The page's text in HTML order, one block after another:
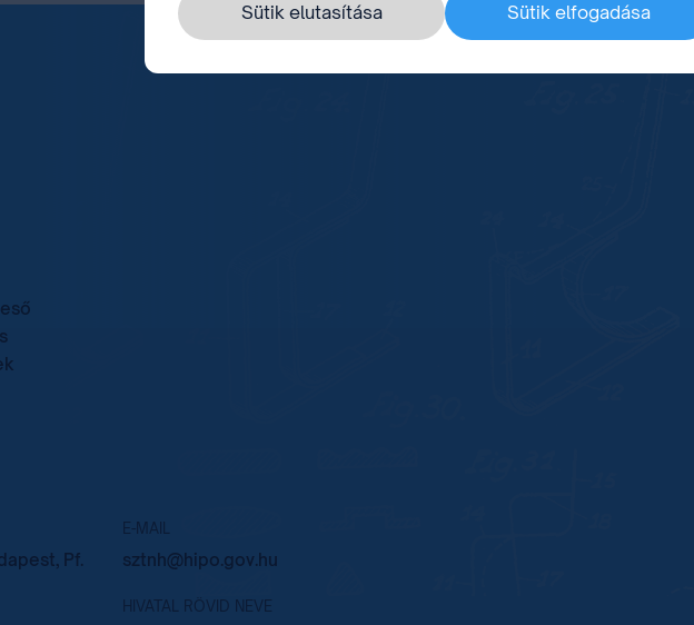
Pf.
E-MAIL
sztnh@hipo.gov.hu
HIVATAL RÖVID NEVE
Sütik elutasítása Sütik elfogadása